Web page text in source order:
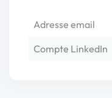
Adresse email
Compte LinkedIn